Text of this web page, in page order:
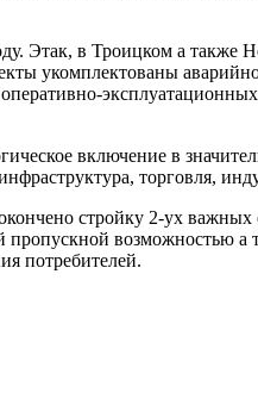
Этак, в Троицком а
укомплектованы
включение в
торговля,
стройку 2-ух
возможностью
потребителей.